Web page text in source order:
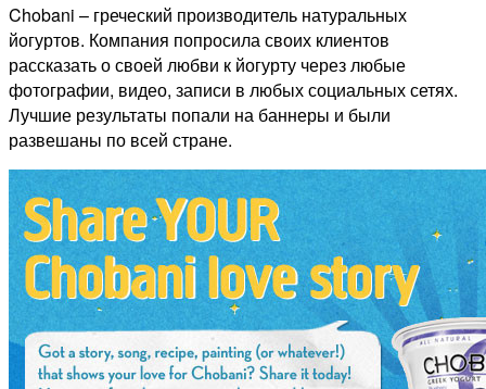
Chobani – греческий производитель натуральных
йогуртов. Компания попросила своих клиентов
рассказать о своей любви к йогурту через любые
фотографии, видео, записи в любых социальных сетях.
Лучшие результаты попали на баннеры и были
развешаны по всей стране.